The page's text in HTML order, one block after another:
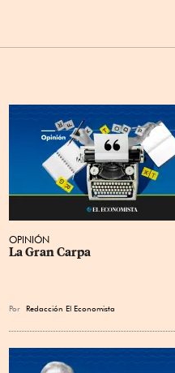
OPINIÓN
La Gran Carpa
Por Redacción El Economista